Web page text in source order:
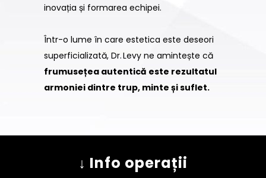
inovația și formarea echipei.
Într-o lume în care estetica este deseori
superficializată, Dr. Levy ne amintește că
frumusețea autentică este rezultatul
armoniei dintre trup, minte și suflet.
↓ Info operații